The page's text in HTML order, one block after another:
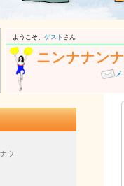
ようこそ、 ゲスト さん
ニンナナンナ
ウ